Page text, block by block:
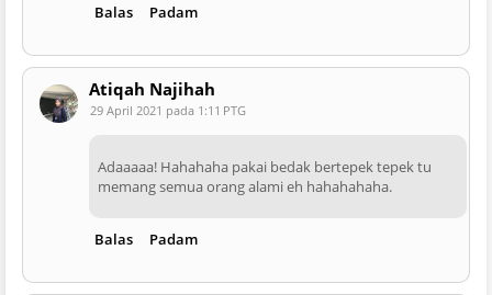
Balas Padam
Atiqah Najihah
29 April 2021 pada 1:11 PTG
Adaaaaa! Hahahaha pakai bedak bertepek tepek tu
memang semua orang alami eh hahahahaha.
Balas Padam